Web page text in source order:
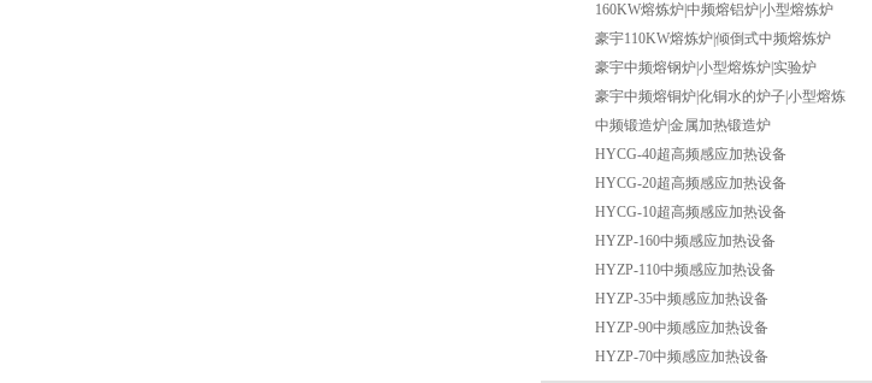
160KW熔炼炉|中频熔铝炉|小型熔炼炉
豪宇110KW熔炼炉|倾倒式中频熔炼炉
豪宇中频熔钢炉|小型熔炼炉|实验炉
豪宇中频熔铜炉|化铜水的炉子|小型熔炼
炉
中频锻造炉|金属加热锻造炉
HYCG-40超高频感应加热设备
HYCG-20超高频感应加热设备
HYCG-10超高频感应加热设备
HYZP-160中频感应加热设备
HYZP-110中频感应加热设备
HYZP-35中频感应加热设备
HYZP-90中频感应加热设备
HYZP-70中频感应加热设备